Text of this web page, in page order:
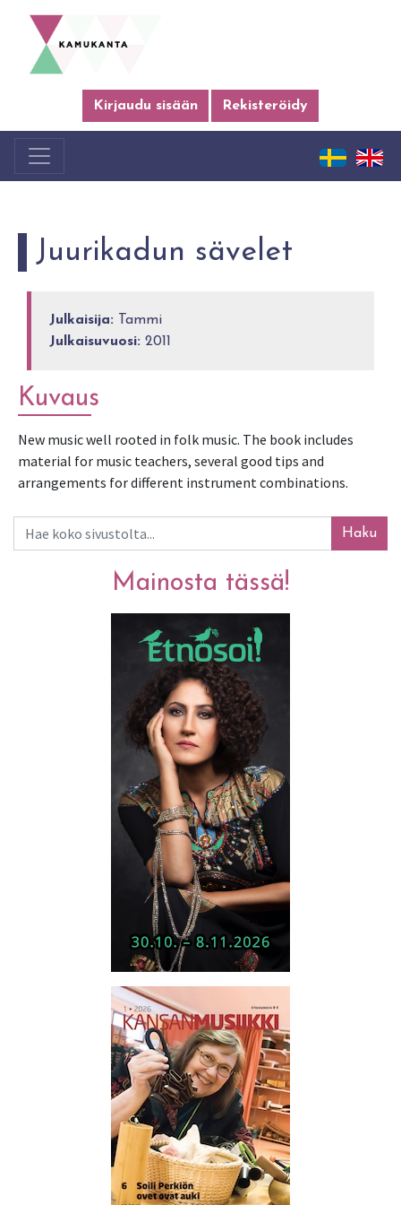
Kirjaudu sisään Rekisteröidy
Juurikadun sävelet
Julkaisija: Tammi
Julkaisuvuosi: 2011
Kuvaus
New music well rooted in folk music. The book includes
material for music teachers, several good tips and
arrangements for different instrument combinations.
Haku
Mainosta tässä!